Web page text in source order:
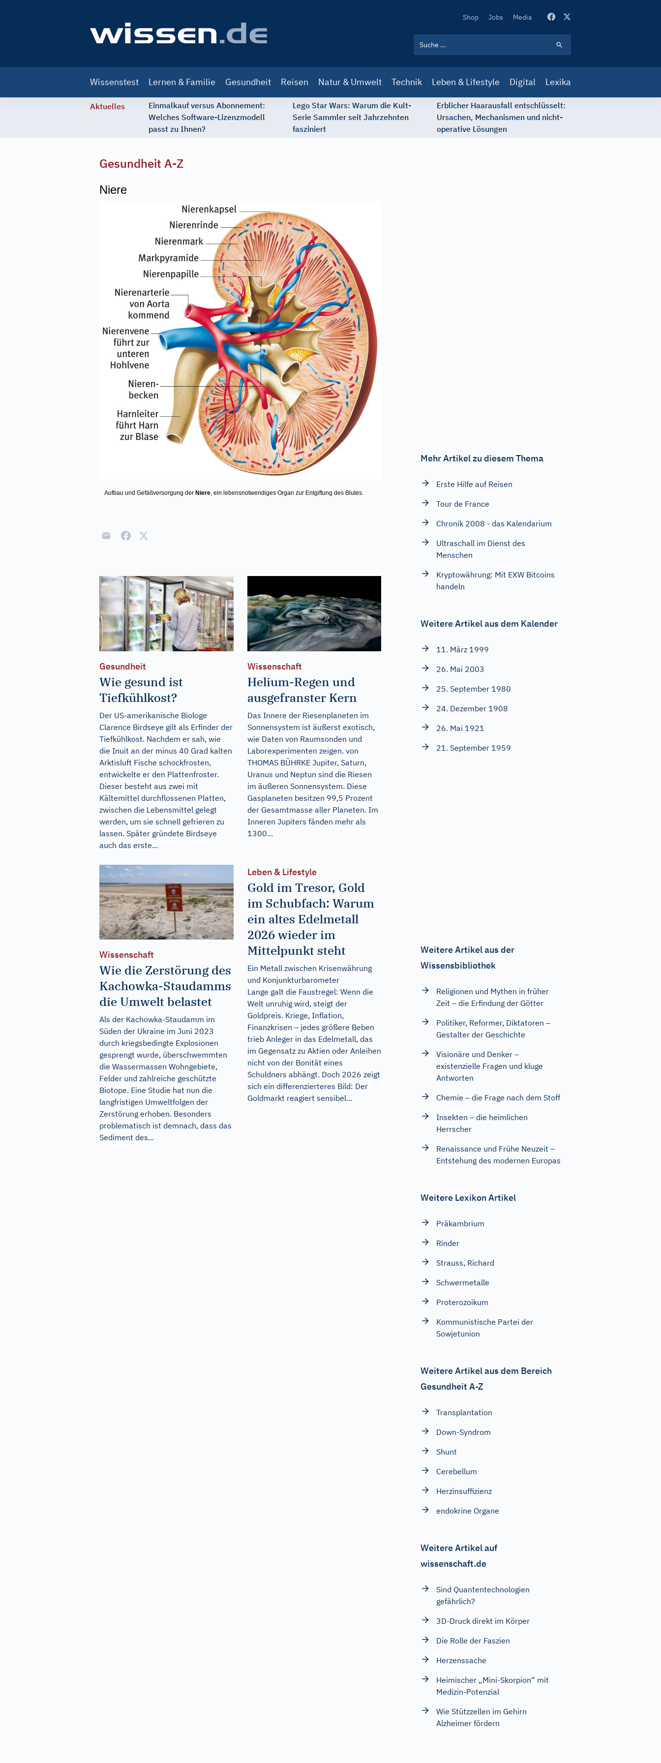
Secondary
Shop Jobs Media
navigation
Wissenstest Lernen & Familie Gesundheit Reisen Natur & Umwelt Technik Leben & Lifestyle Digital Lexika
Aktuelles
Einmalkauf versus Abonnement:
Welches Software-Lizenzmodell
passt zu Ihnen?
Lego Star Wars: Warum die Kult-
Serie Sammler seit Jahrzehnten
fasziniert
Erblicher Haarausfall entschlüsselt:
Ursachen, Mechanismen und nicht-
operative Lösungen
Gesundheit A-Z
Niere
Aufbau und Gefäßversorgung der Niere, ein lebensnotwendiges Organ zur Entgiftung des Blutes.
Gesundheit
Wie gesund ist
Tiefkühlkost?
Der US-amerikanische Biologe
Clarence Birdseye gilt als Erfinder der
Tiefkühlkost. Nachdem er sah, wie
die Inuit an der minus 40 Grad kalten
Arktisluft Fische schockfrosten,
entwickelte er den Plattenfroster.
Dieser besteht aus zwei mit
Kältemittel durchflossenen Platten,
zwischen die Lebensmittel gelegt
werden, um sie schnell gefrieren zu
lassen. Später gründete Birdseye
auch das erste...
Wissenschaft
Helium-Regen und
ausgefranster Kern
Das Innere der Riesenplaneten im
Sonnensystem ist äußerst exotisch,
wie Daten von Raumsonden und
Laborexperimenten zeigen. von
THOMAS BÜHRKE Jupiter, Saturn,
Uranus und Neptun sind die Riesen
im äußeren Sonnensystem. Diese
Gasplaneten besitzen 99,5 Prozent
der Gesamtmasse aller Planeten. Im
Inneren Jupiters fänden mehr als
1300...
Wissenschaft
Wie die Zerstörung des
Kachowka-Staudamms
die Umwelt belastet
Als der Kachowka-Staudamm im
Süden der Ukraine im Juni 2023
durch kriegsbedingte Explosionen
gesprengt wurde, überschwemmten
die Wassermassen Wohngebiete,
Felder und zahlreiche geschützte
Biotope. Eine Studie hat nun die
langfristigen Umweltfolgen der
Zerstörung erhoben. Besonders
problematisch ist demnach, dass das
Sediment des...
Leben & Lifestyle
Gold im Tresor, Gold
im Schubfach: Warum
ein altes Edelmetall
2026 wieder im
Mittelpunkt steht
Ein Metall zwischen Krisenwährung
und Konjunkturbarometer
Lange galt die Faustregel: Wenn die
Welt unruhig wird, steigt der
Goldpreis. Kriege, Inflation,
Finanzkrisen – jedes größere Beben
trieb Anleger in das Edelmetall, das
im Gegensatz zu Aktien oder Anleihen
nicht von der Bonität eines
Schuldners abhängt. Doch 2026 zeigt
sich ein differenzierteres Bild: Der
Goldmarkt reagiert sensibel...
Mehr Artikel zu diesem Thema
Erste Hilfe auf Reisen
Tour de France
Chronik 2008 - das Kalendarium
Ultraschall im Dienst des
Menschen
Kryptowährung: Mit EXW Bitcoins
handeln
Weitere Artikel aus dem Kalender
11. März 1999
26. Mai 2003
25. September 1980
24. Dezember 1908
26. Mai 1921
21. September 1959
Weitere Artikel aus der
Wissensbibliothek
Religionen und Mythen in früher
Zeit – die Erfindung der Götter
Politiker, Reformer, Diktatoren –
Gestalter der Geschichte
Visionäre und Denker –
existenzielle Fragen und kluge
Antworten
Chemie – die Frage nach dem Stoff
Insekten – die heimlichen
Herrscher
Renaissance und Frühe Neuzeit –
Entstehung des modernen Europas
Weitere Lexikon Artikel
Präkambrium
Rinder
Strauss, Richard
Schwermetalle
Proterozoikum
Kommunistische Partei der
Sowjetunion
Weitere Artikel aus dem Bereich
Gesundheit A-Z
Transplantation
Down-Syndrom
Shunt
Cerebellum
Herzinsuffizienz
endokrine Organe
Weitere Artikel auf
wissenschaft.de
Sind Quantentechnologien
gefährlich?
3D-Druck direkt im Körper
Die Rolle der Faszien
Herzenssache
Heimischer „Mini-Skorpion“ mit
Medizin-Potenzial
Wie Stützzellen im Gehirn
Alzheimer fördern